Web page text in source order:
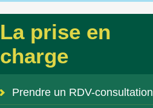
La prise en
charge
Prendre un RDV-consultation